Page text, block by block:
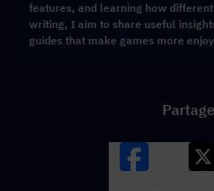
features, and learning how
writing, I aim to share useful
guides that make games more